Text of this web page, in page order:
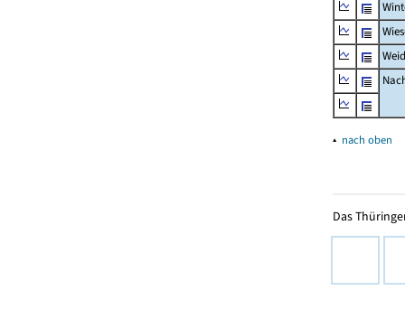
▴ nach oben
Das